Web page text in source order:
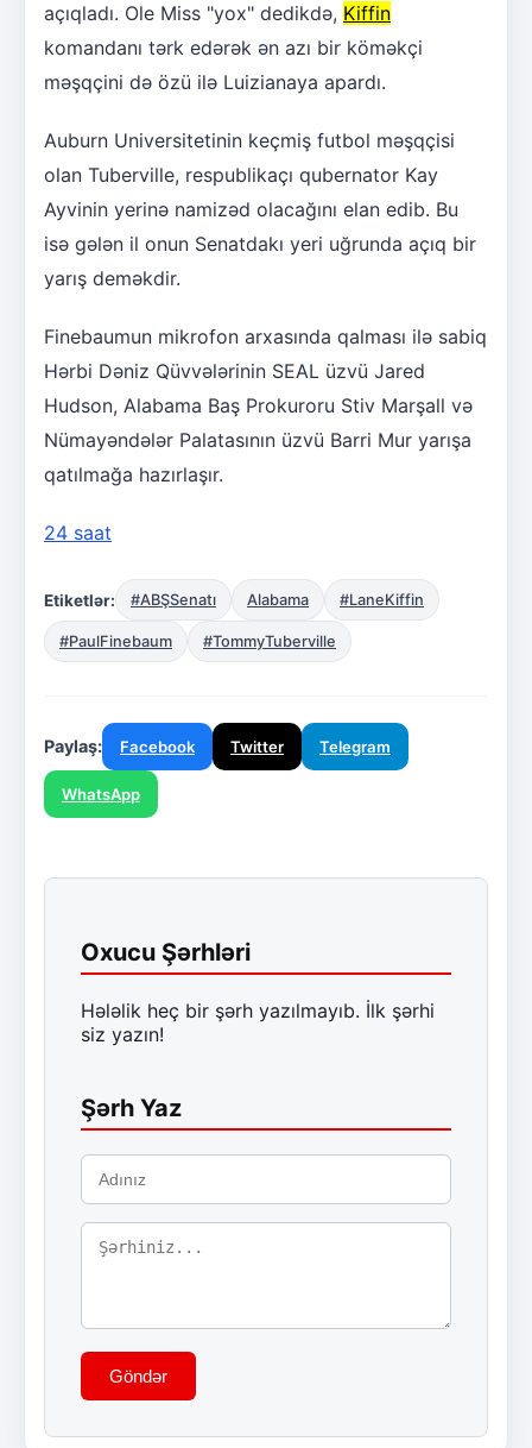
açıqladı. Ole Miss "yox" dedikdə, Kiffin
komandanı tərk edərək ən azı bir köməkçi
məşqçini də özü ilə Luizianaya apardı.
Auburn Universitetinin keçmiş futbol məşqçisi
olan Tuberville, respublikaçı qubernator Kay
Ayvinin yerinə namizəd olacağını elan edib. Bu
isə gələn il onun Senatdakı yeri uğrunda açıq bir
yarış deməkdir.
Finebaumun mikrofon arxasında qalması ilə sabiq
Hərbi Dəniz Qüvvələrinin SEAL üzvü Jared
Hudson, Alabama Baş Prokuroru Stiv Marşall və
Nümayəndələr Palatasının üzvü Barri Mur yarışa
qatılmağa hazırlaşır.
24 saat
Etiketlər: #ABŞSenatı Alabama #LaneKiffin
#PaulFinebaum #TommyTuberville
Paylaş: Facebook Twitter Telegram
WhatsApp
Oxucu Şərhləri
Hələlik heç bir şərh yazılmayıb. İlk şərhi
siz yazın!
Şərh Yaz
Göndər